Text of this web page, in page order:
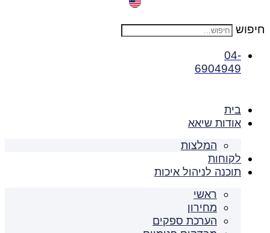
חיפוש
04-
6904949
בית
אודות שיאא
המלצות
לקוחות
תוכנה לניהול איכות
ראשי
מחירון
הערכת ספקים